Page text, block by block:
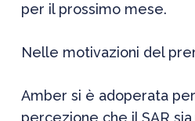
per il prossimo mese.
Nelle motivazioni del
Amber si è adoperata
percezione che il SAR